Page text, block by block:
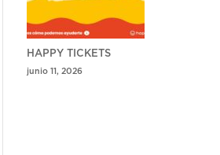
HAPPY TICKETS
junio 11, 2026